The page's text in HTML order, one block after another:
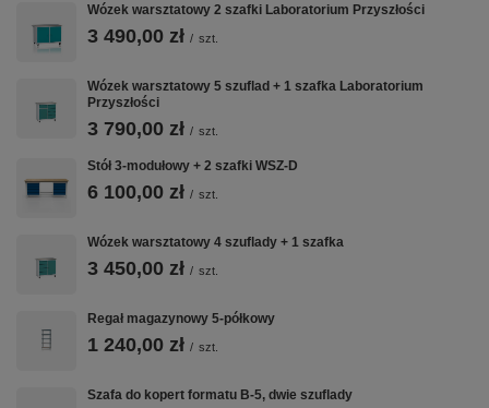
Wózek warsztatowy 2 szafki Laboratorium Przyszłości
3 490,00 zł / szt.
Wózek warsztatowy 5 szuflad + 1 szafka Laboratorium
Przyszłości
3 790,00 zł / szt.
Stół 3-modułowy + 2 szafki WSZ-D
6 100,00 zł / szt.
Wózek warsztatowy 4 szuflady + 1 szafka
3 450,00 zł / szt.
Regał magazynowy 5-półkowy
1 240,00 zł / szt.
Szafa do kopert formatu B-5, dwie szuflady